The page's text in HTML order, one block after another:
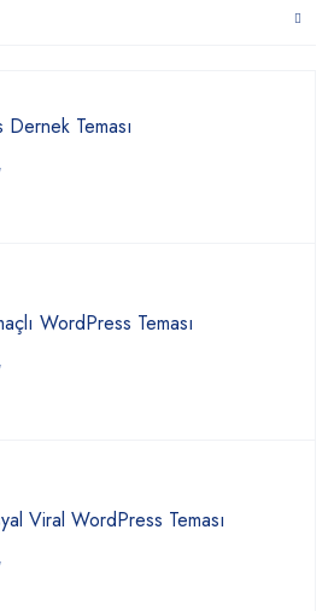
Teması
WordPress Teması
Viral WordPress Teması